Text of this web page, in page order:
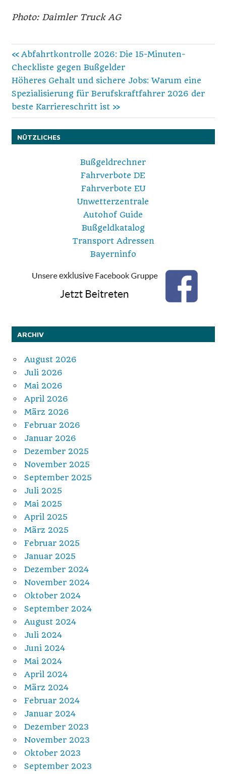
Photo: Daimler Truck AG
Beitragsnavigation
Vorheriger
Beitrag:
Abfahrtkontrolle 2026: Die 15-Minuten-
Checkliste gegen Bußgelder
Nächster
Beitrag:
Höheres Gehalt und sichere Jobs: Warum eine
Spezialisierung für Berufskraftfahrer 2026 der
beste Karriereschritt ist
NÜTZLICHES
Bußgeldrechner
Fahrverbote DE
Fahrverbote EU
Unwetterzentrale
Autohof Guide
Bußgeldkatalog
Transport Adressen
Bayerninfo
ARCHIV
August 2026
Juli 2026
Mai 2026
April 2026
März 2026
Februar 2026
Januar 2026
Dezember 2025
November 2025
September 2025
Juli 2025
Mai 2025
April 2025
März 2025
Februar 2025
Januar 2025
Dezember 2024
November 2024
Oktober 2024
September 2024
August 2024
Juli 2024
Juni 2024
Mai 2024
April 2024
März 2024
Februar 2024
Januar 2024
Dezember 2023
November 2023
Oktober 2023
September 2023